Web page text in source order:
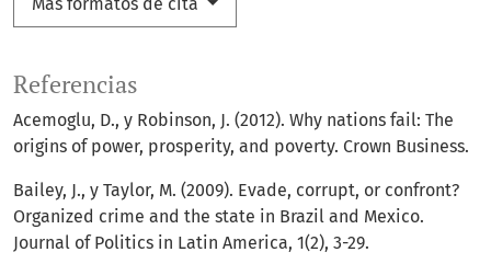
Referencias
Acemoglu, D., y Robinson, J. (2012). Why nations fail: The
origins of power, prosperity, and poverty. Crown Business.
Bailey, J., y Taylor, M. (2009). Evade, corrupt, or confront?
Organized crime and the state in Brazil and Mexico.
Journal of Politics in Latin America, 1(2), 3-29.